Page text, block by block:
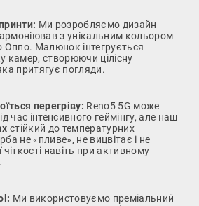
Ми розробляємо дизайн
з унікальним кольором
Оппо. Малюнок інтегрується
камер, створюючи цілісну
притягує погляди.
перегріву: Reno5 5G може
час інтенсивного геймінгу, але наш
стійкий до температурних
не «пливе», не вицвітає і не
чіткості навіть при активному
Ми використовуємо преміальний